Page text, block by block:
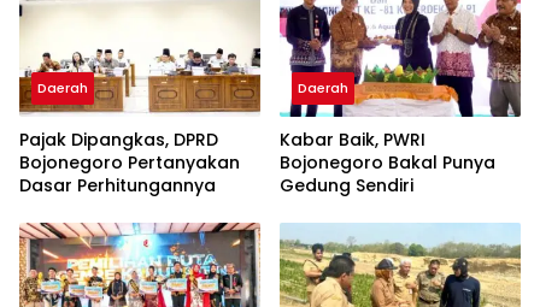
Daerah
Pajak Dipangkas, DPRD
Bojonegoro Pertanyakan
Dasar Perhitungannya
Daerah
Kabar Baik, PWRI
Bojonegoro Bakal Punya
Gedung Sendiri